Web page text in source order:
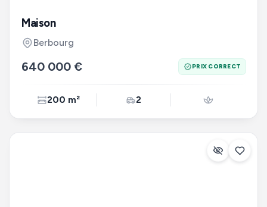
Maison
Berbourg
640 000 € PRIX CORRECT
200 m² 2